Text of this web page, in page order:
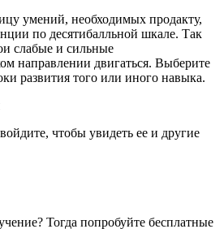
умений, необходимых продакту,
по десятибалльной шкале. Так
слабые и сильные
направлении двигаться. Выберите
развития того или иного навыка.
чтобы увидеть ее и другие
Тогда попробуйте бесплатные